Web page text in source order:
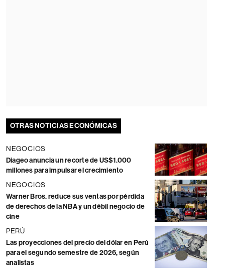
OTRAS NOTICIAS ECONÓMICAS
NEGOCIOS
Diageo anuncia un recorte de US$1.000
millones para impulsar el crecimiento
NEGOCIOS
Warner Bros. reduce sus ventas por pérdida
de derechos de la NBA y un débil negocio de
cine
PERÚ
Las proyecciones del precio del dólar en Perú
para el segundo semestre de 2026, según
analistas